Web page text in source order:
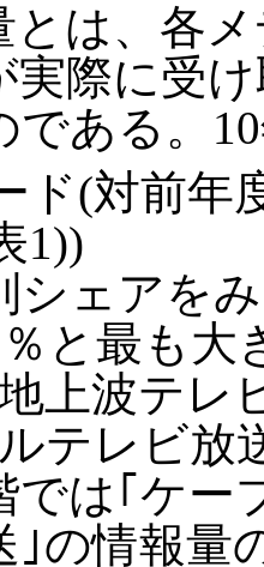
は、各
実際に受
である。
ド(対前年
1))
ェアを
と最も
上波テレ
テレビ放
では｢ケー
｣の情報量